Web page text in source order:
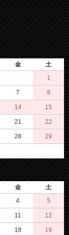
金
土
1
7 8
14 15
21 22
28 29
金
土
4 5
11 12
18 19